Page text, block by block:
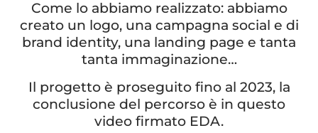
Come lo abbiamo realizzato: abbiamo
creato un logo, una campagna social e di
brand identity, una landing page e tanta
tanta immaginazione…
Il progetto è proseguito fino al 2023, la
conclusione del percorso è in questo
video firmato EDA.